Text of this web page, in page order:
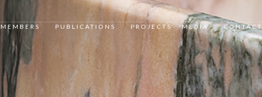
MEMBERS PUBLICATIONS PROJECTS MEDIA